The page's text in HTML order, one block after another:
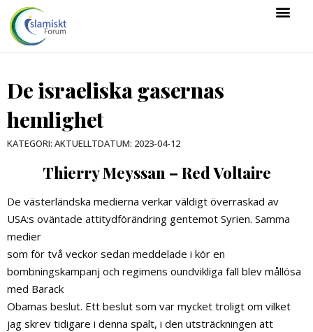
De israeliska gasernas
hemlighet
KATEGORI: AKTUELLTDATUM: 2023-04-12
Thierry Meyssan – Red Voltaire
De västerländska medierna verkar väldigt överraskad av
USA:s oväntade attitydförändring gentemot Syrien. Samma
medier
som för två veckor sedan meddelade i kör en
bombningskampanj och regimens oundvikliga fall blev mållösa
med Barack
Obamas beslut. Ett beslut som var mycket troligt om vilket
jag skrev tidigare i denna spalt, i den utsträckningen att